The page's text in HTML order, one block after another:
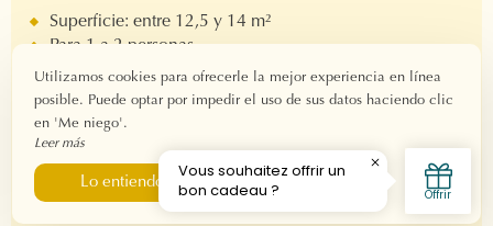
Superficie: entre 12,5 y 14 m²
Para 1 a 2 personas
Check-in: a partir de las 15 h.
Salida: antes de las 11h.
Conexión wifi de fibra
Equipo
Cama doble 160x190
Utilizamos cookies para ofrecerle la mejor experiencia en línea
posible. Puede optar por impedir el uso de sus datos haciendo clic
en 'Me niego'.
Leer más
Lo entiendo Me niego